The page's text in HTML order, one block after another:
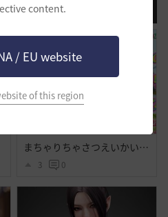
content.
/ EU website
of this region
コメント順
まちゃりちゃさつえいかい【予告】
3 0